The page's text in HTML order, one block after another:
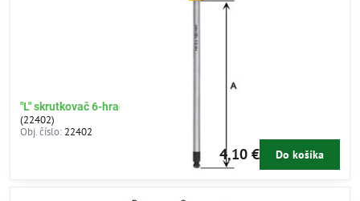
"L" skrutkovač 6-hran 2mm
(22402)
Obj. číslo: 22402
4,10 € Do košíka